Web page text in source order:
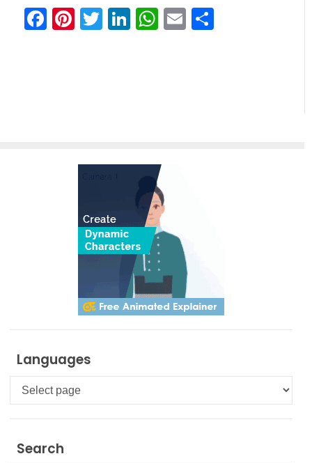
Facebook
Pinterest
Twitter
LinkedIn
WhatsApp
Email
Languages
Languages
Search